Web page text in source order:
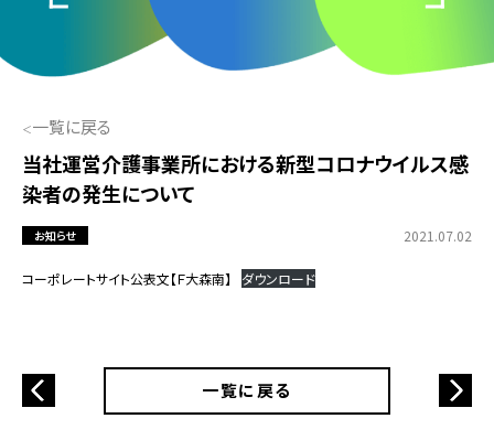
一覧に戻る
当社運営介護事業所における新型コロナウイルス感
染者の発生について
お知らせ 2021.07.02
コーポレートサイト公表文【Ｆ大森南】 ダウンロード
一覧に戻る